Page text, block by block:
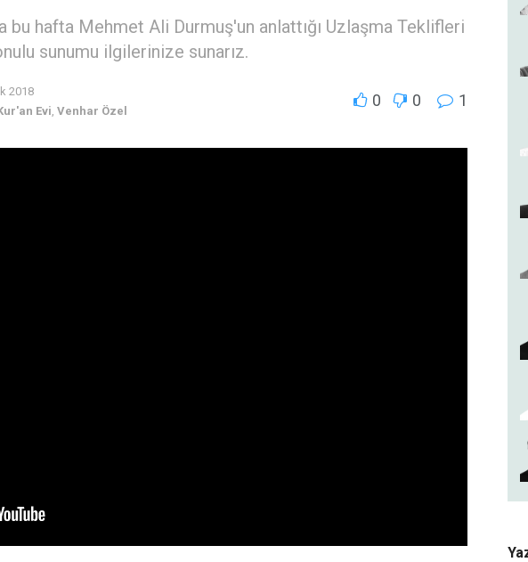
bu hafta Mehmet Ali Durmuş'un anlattığı Uzlaşma Teklifleri
sunumu ilgilerinize sunarız.
2018
Evi Venhar Özel
0 0 1